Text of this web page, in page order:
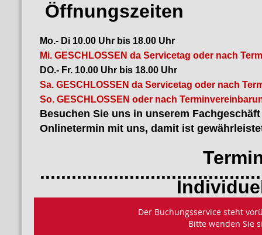
Öffnungszeiten
Mo.- Di 10.00 Uhr bis 18.00 Uhr
Mi. GESCHLOSSEN da Servicetag oder nach
DO.- Fr. 10.00 Uhr bis 18.00 Uhr
Sa. GESCHLOSSEN da Servicetag oder nach
So. GESCHLOSSEN oder nach
Besuchen Sie uns in unserem
Onlinetermin mit uns, damit ist
Termin
Individuelles